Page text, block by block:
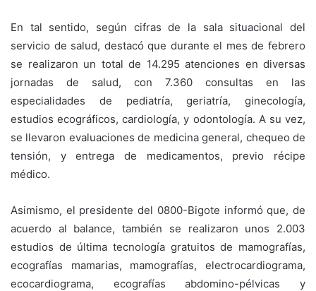
En tal sentido, según cifras de la sala situacional del
servicio de salud, destacó que durante el mes de febrero
se realizaron un total de 14.295 atenciones en diversas
jornadas de salud, con 7.360 consultas en las
especialidades de pediatría, geriatría, ginecología,
estudios ecográficos, cardiología, y odontología. A su vez,
se llevaron evaluaciones de medicina general, chequeo de
tensión, y entrega de medicamentos, previo récipe
médico.
Asimismo, el presidente del 0800-Bigote informó que, de
acuerdo al balance, también se realizaron unos 2.003
estudios de última tecnología gratuitos de mamografías,
ecografías mamarias, mamografías, electrocardiograma,
ecocardiograma, ecografías abdomino-pélvicas y